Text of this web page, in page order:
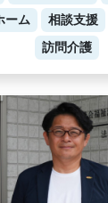
ーム
相談支援
訪問介護